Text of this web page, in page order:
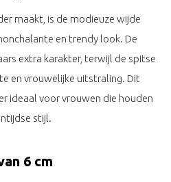
maakt, is de modieuze wijde
en trendy look. De
extra karakter, terwijl de spitse
en vrouwelijke uitstraling. Dit
ideaal voor vrouwen die houden
stijl.
6 cm